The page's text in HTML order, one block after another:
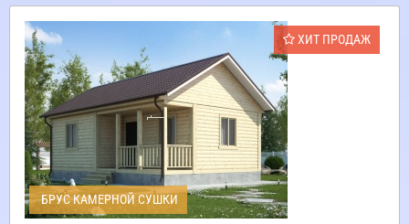
ХИТ ПРОДАЖ
БРУС КАМЕРНОЙ СУШКИ